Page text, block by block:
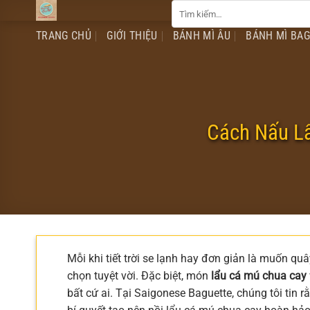
kiếm:
TRANG CHỦ GIỚI THIỆU BÁNH MÌ ÂU BÁNH MÌ
Cách Nấu
Mỗi khi tiết trời se lạnh hay đơn giản là muốn
chọn tuyệt vời. Đặc biệt, món lẩu cá mú chua cay
bất cứ ai. Tại Saigonese Baguette, chúng tôi tin